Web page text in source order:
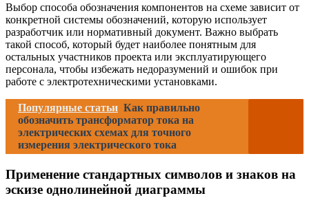
Выбор способа обозначения компонентов на схеме зависит от
конкретной системы обозначений, которую использует
разработчик или нормативный документ. Важно выбрать
такой способ, который будет наиболее понятным для
остальных участников проекта или эксплуатирующего
персонала, чтобы избежать недоразумений и ошибок при
работе с электротехническими установками.
Популярные статьи Как правильно
обозначить трансформатор тока на
электрических схемах для точного
измерения электрического тока
Применение стандартных символов и знаков на
эскизе однолинейной диаграммы